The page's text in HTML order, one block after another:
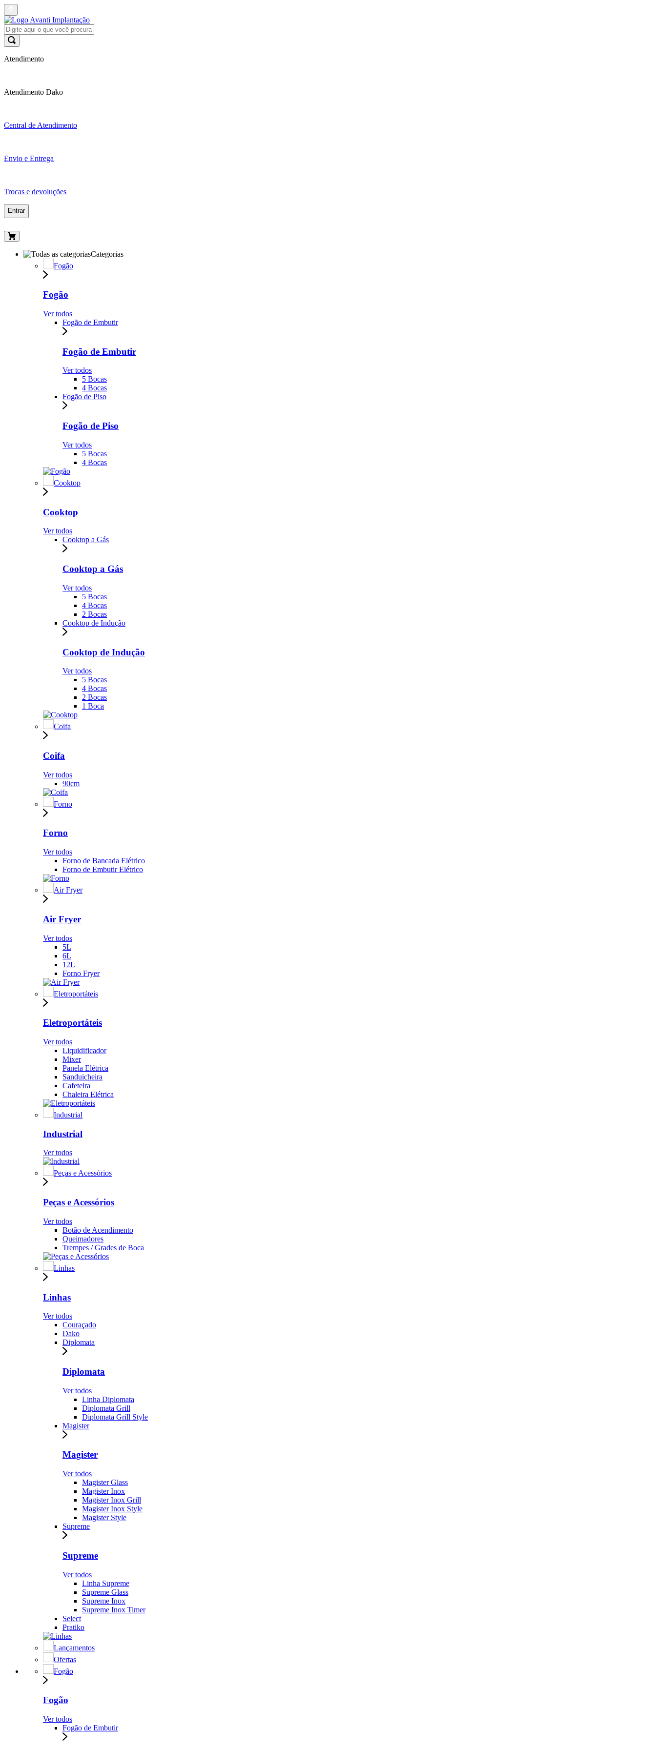
Atendimento
Atendimento Dako
Central de Atendimento
Envio e Entrega
Trocas e devoluções
Entrar
Categorias
Fogão
Fogão
Ver todos
Fogão de Embutir
Fogão de Embutir
Ver todos
5 Bocas
4 Bocas
Fogão de Piso
Fogão de Piso
Ver todos
5 Bocas
4 Bocas
Cooktop
Cooktop
Ver todos
Cooktop a Gás
Cooktop a Gás
Ver todos
5 Bocas
4 Bocas
2 Bocas
Cooktop de Indução
Cooktop de Indução
Ver todos
5 Bocas
4 Bocas
2 Bocas
1 Boca
Coifa
Coifa
Ver todos
90cm
Forno
Forno
Ver todos
Forno de Bancada Elétrico
Forno de Embutir Elétrico
Air Fryer
Air Fryer
Ver todos
5L
6L
12L
Forno Fryer
Eletroportáteis
Eletroportáteis
Ver todos
Liquidificador
Mixer
Panela Elétrica
Sanduicheira
Cafeteira
Chaleira Elétrica
Industrial
Industrial
Ver todos
Peças e Acessórios
Peças e Acessórios
Ver todos
Botão de Acendimento
Queimadores
Trempes / Grades de Boca
Linhas
Linhas
Ver todos
Couraçado
Dako
Diplomata
Diplomata
Ver todos
Linha Diplomata
Diplomata Grill
Diplomata Grill Style
Magister
Magister
Ver todos
Magister Glass
Magister Inox
Magister Inox Grill
Magister Inox Style
Magister Style
Supreme
Supreme
Ver todos
Linha Supreme
Supreme Glass
Supreme Inox
Supreme Inox Timer
Select
Pratiko
Lançamentos
Ofertas
Fogão
Fogão
Ver todos
Fogão de Embutir